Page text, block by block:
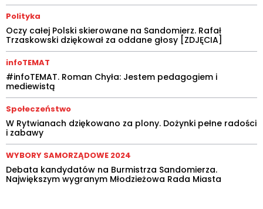
Polityka
Oczy całej Polski skierowane na Sandomierz. Rafał
Trzaskowski dziękował za oddane głosy [ZDJĘCIA]
infoTEMAT
#infoTEMAT. Roman Chyła: Jestem pedagogiem i
mediewistą
Społeczeństwo
W Rytwianach dziękowano za plony. Dożynki pełne radości
i zabawy
WYBORY SAMORZĄDOWE 2024
Debata kandydatów na Burmistrza Sandomierza.
Największym wygranym Młodzieżowa Rada Miasta